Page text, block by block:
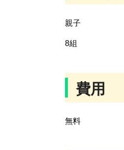
親子
8組
費用
無料